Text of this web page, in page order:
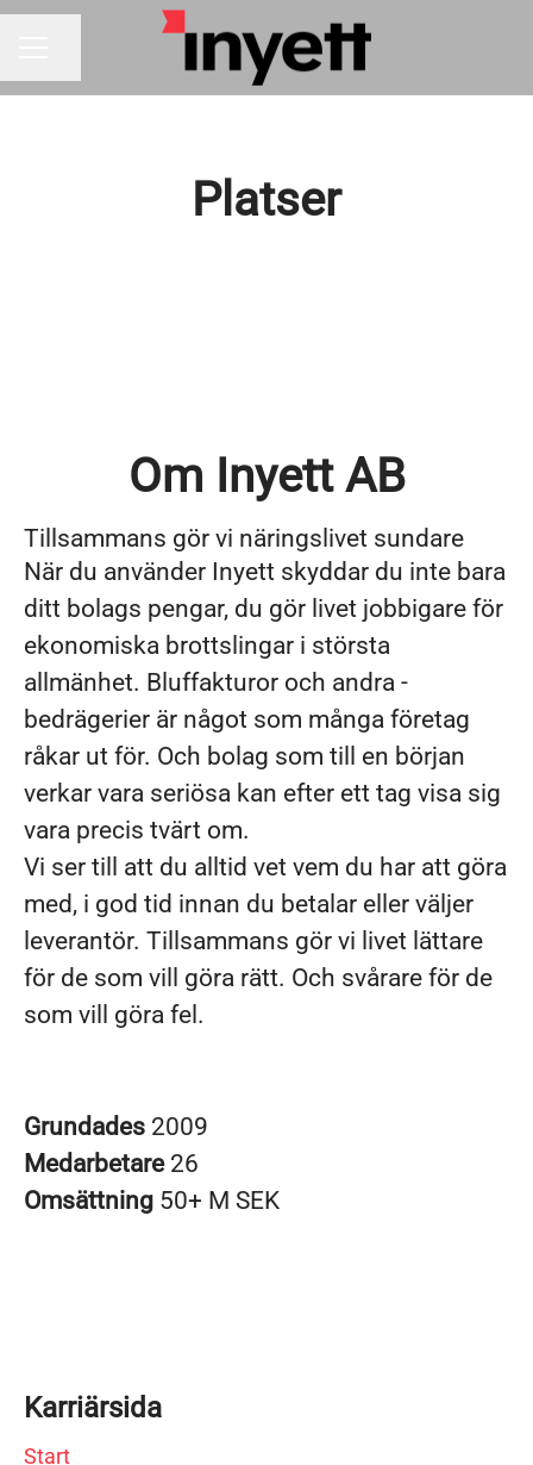
Platser
Om Inyett AB
Tillsammans gör vi näringslivet sundare
När du använder Inyett skyddar du inte bara
ditt ­bolags pengar, du gör livet jobbigare för
ekonomiska brottslingar i största
allmänhet. Bluffakturor och andra ­
bedrägerier är något som många företag
råkar ut för. Och bolag som till en början
verkar vara seriösa kan ­efter ett tag visa sig
vara precis tvärt om.
Vi ser till att du alltid vet vem du har att göra
med, i god tid innan du betalar eller väljer
leverantör. Tillsammans gör vi livet lättare
för de som vill göra rätt. Och svårare för de
som vill göra fel.
Grundades 2009
Medarbetare 26
Omsättning 50+ M SEK
Karriärsida
Start